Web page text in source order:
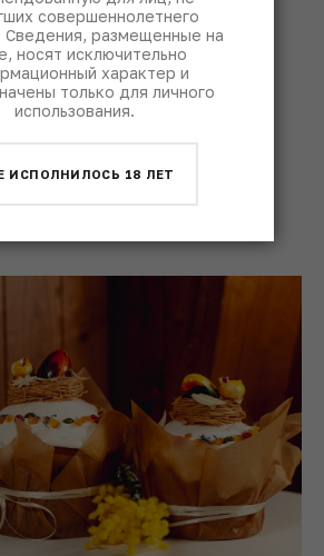
шт.
меренги:
– 100 г
совершеннолетнего
Сведения, размещенные на
носят исключительно
характер и
только для личного
использования.
ИСПОЛНИЛОСЬ 18 ЛЕТ